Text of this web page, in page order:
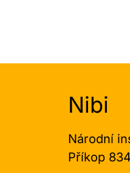
Nibi
Národní
Příkop